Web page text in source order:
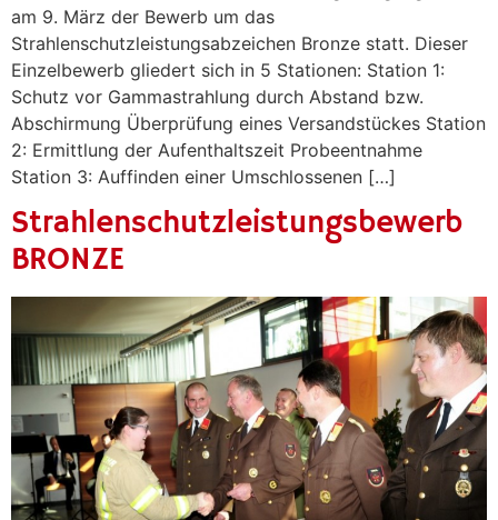
am 9. März der Bewerb um das
Strahlenschutzleistungsabzeichen Bronze statt. Dieser
Einzelbewerb gliedert sich in 5 Stationen: Station 1:
Schutz vor Gammastrahlung durch Abstand bzw.
Abschirmung Überprüfung eines Versandstückes Station
2: Ermittlung der Aufenthaltszeit Probeentnahme
Station 3: Auffinden einer Umschlossenen […]
Strahlenschutzleistungsbewerb
BRONZE